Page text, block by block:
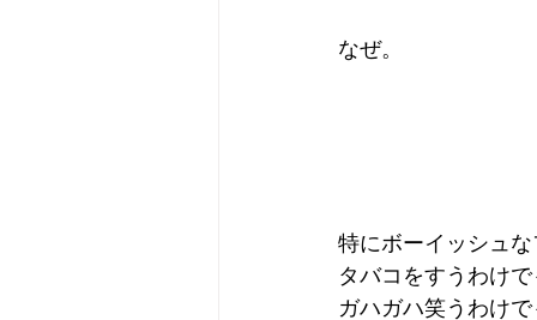
なぜ。
特にボーイッシュ
タバコをすうわけ
ガハガハ笑うわけ